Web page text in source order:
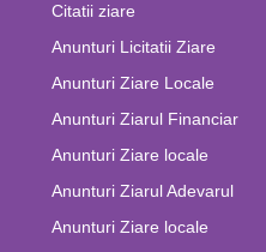
Citatii ziare
Anunturi Licitatii Ziare
Anunturi Ziare Locale
Anunturi Ziarul Financiar
Anunturi Ziare locale
Anunturi Ziarul Adevarul
Anunturi Ziare locale